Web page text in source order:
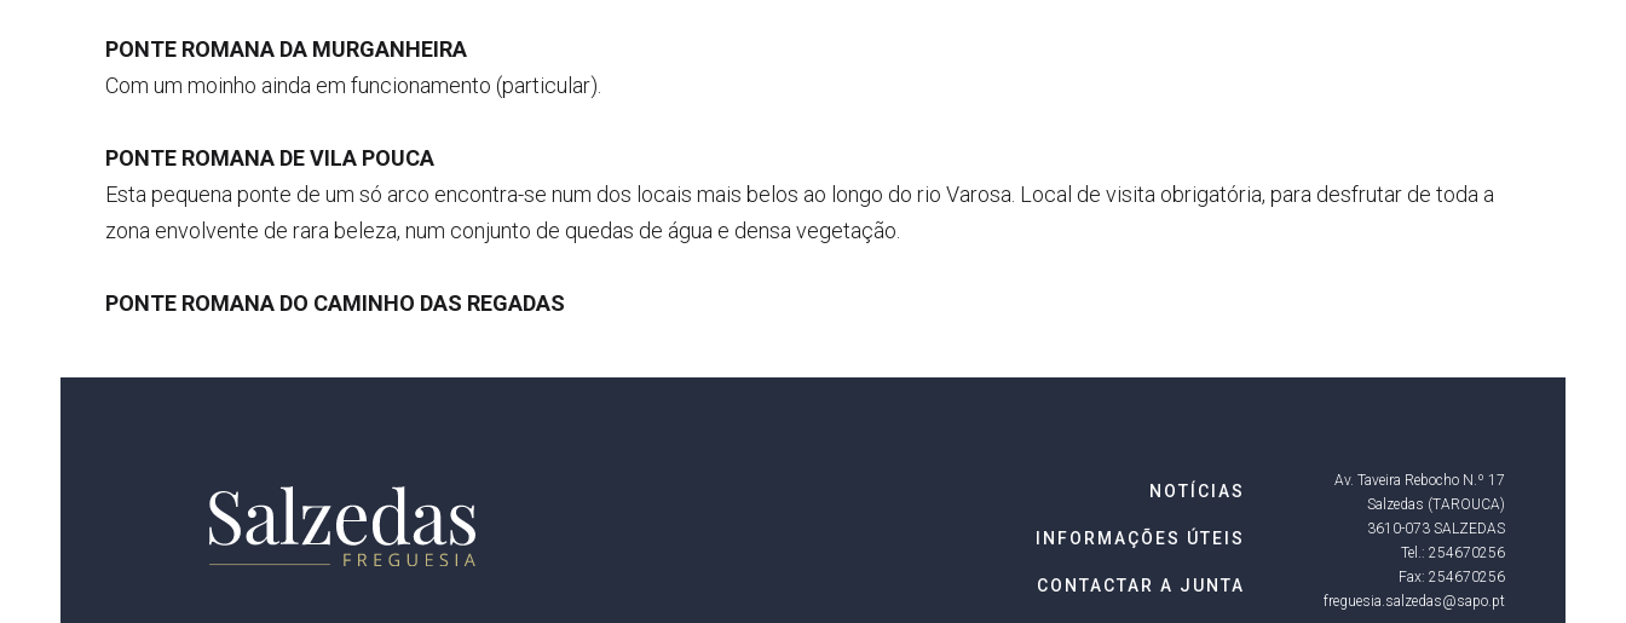
PONTE ROMANA DA MURGANHEIRA
Com um moinho ainda em funcionamento (particular).
PONTE ROMANA DE VILA POUCA
Esta pequena ponte de um só arco encontra-se num dos locais mais belos ao longo do rio Varosa. Local de visita obrigatória, para desfrutar de toda a
zona envolvente de rara beleza, num conjunto de quedas de água e densa vegetação.
PONTE ROMANA DO CAMINHO DAS REGADAS
NOTÍCIAS
INFORMAÇÕES ÚTEIS
CONTACTAR A JUNTA
Av. Taveira Rebocho N.º 17
Salzedas (TAROUCA)
3610-073 SALZEDAS
Tel.: 254670256
Fax: 254670256
freguesia.salzedas@sapo.pt